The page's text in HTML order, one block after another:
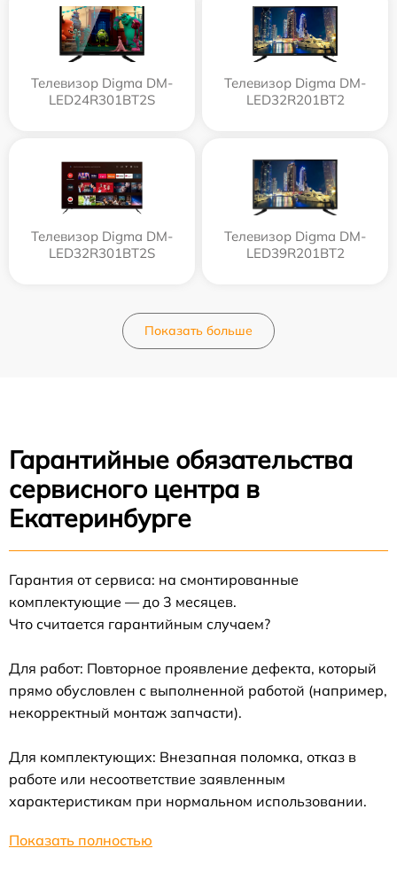
Телевизор Digma DM-
LED24R301BT2S
Телевизор Digma DM-
LED32R201BT2
Телевизор Digma DM-
LED32R301BT2S
Телевизор Digma DM-
LED39R201BT2
Показать больше
Гарантийные обязательства
сервисного центра в
Екатеринбурге
Гарантия от сервиса: на смонтированные
комплектующие — до 3 месяцев.
Что считается гарантийным случаем?
Для работ: Повторное проявление дефекта, который
прямо обусловлен с выполненной работой (например,
некорректный монтаж запчасти).
Для комплектующих: Внезапная поломка, отказ в
работе или несоответствие заявленным
характеристикам при нормальном использовании.
Показать полностью